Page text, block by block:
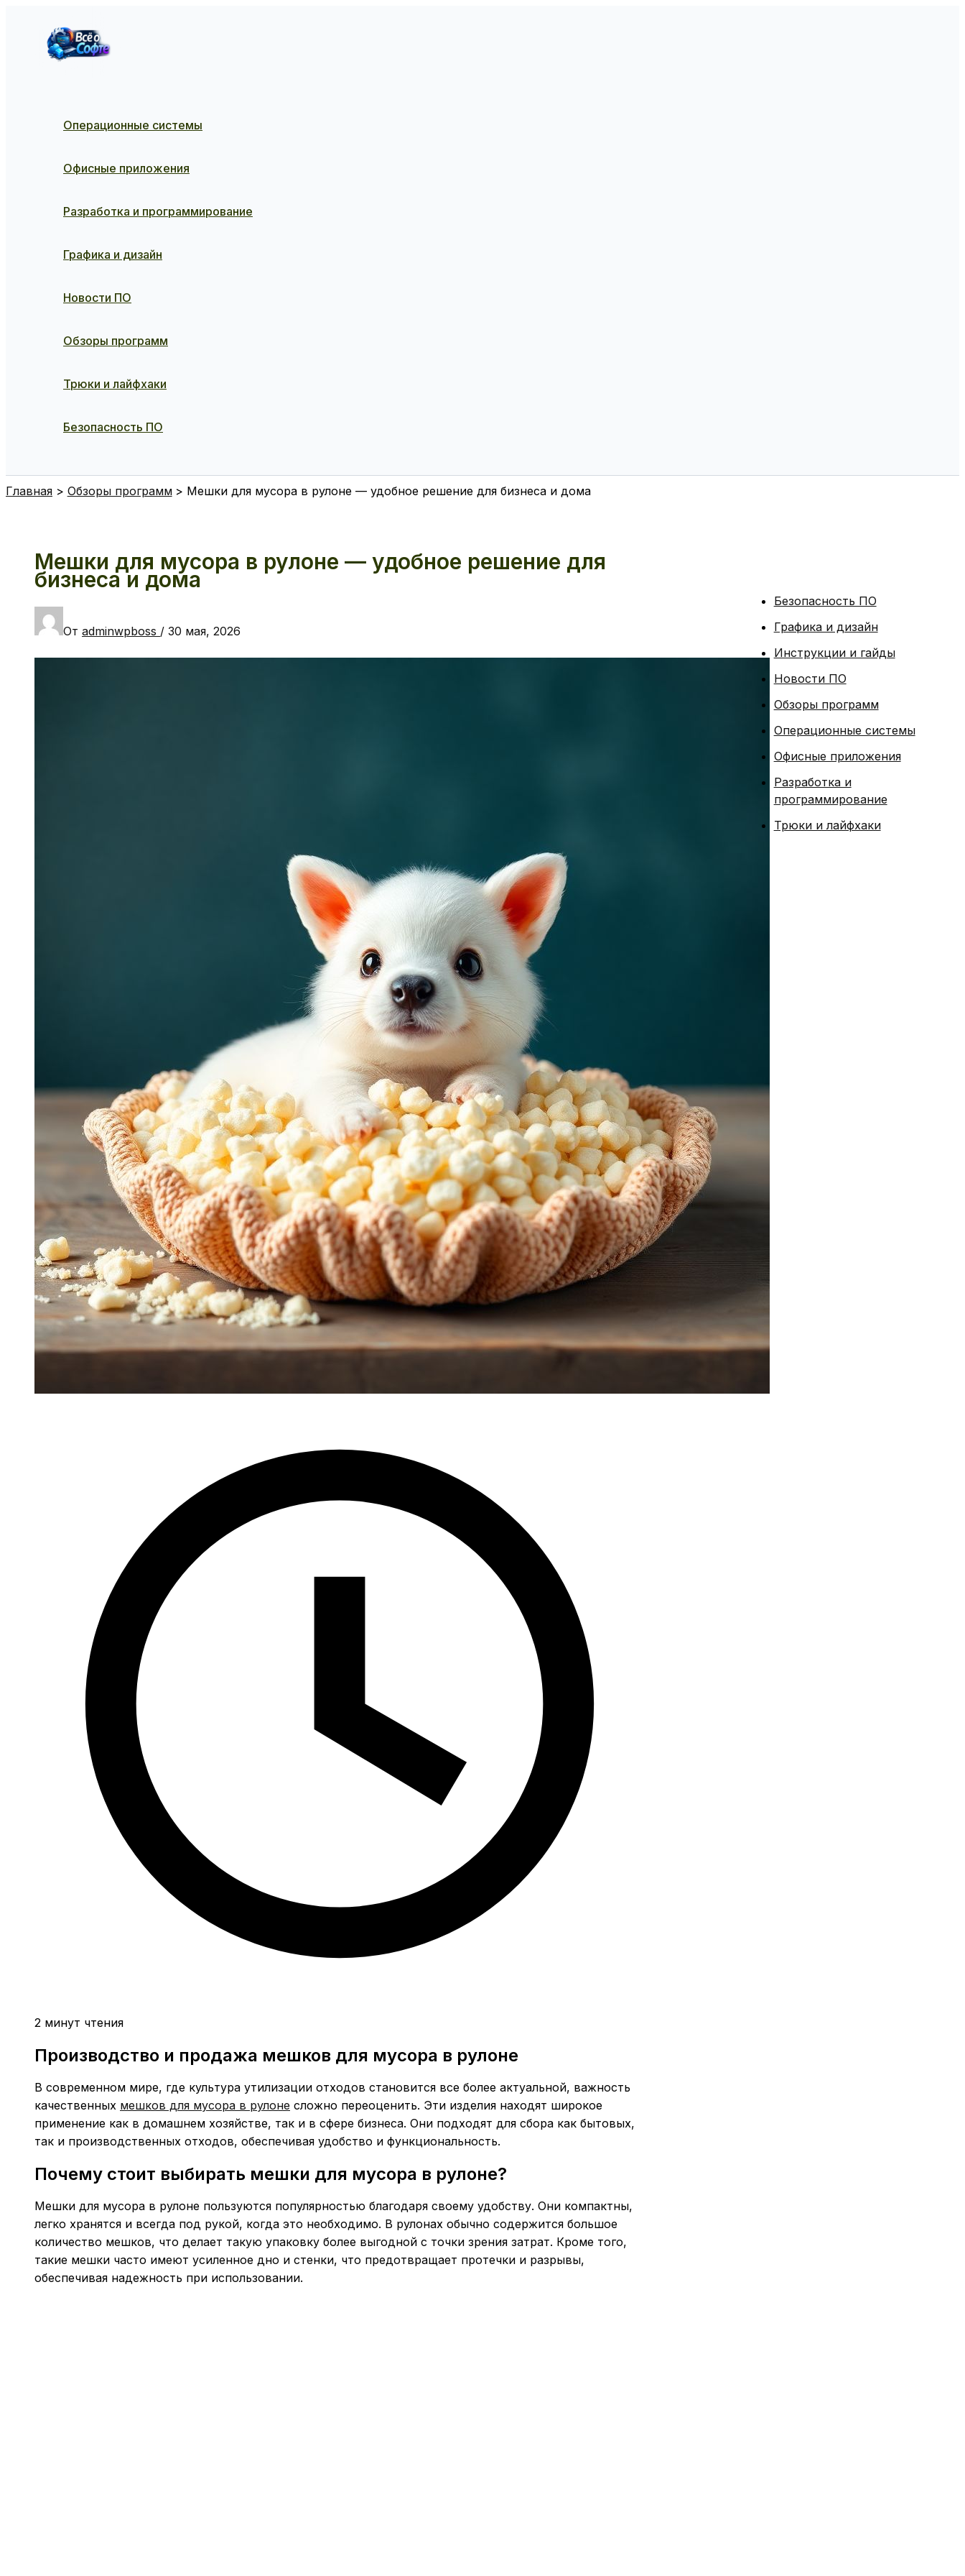
содержимому
Операционные системы
Офисные приложения
Разработка и программирование
Графика и дизайн
Новости ПО
Обзоры программ
Трюки и лайфхаки
Безопасность ПО
Главная Обзоры программ Мешки для мусора в рулоне — удобное решение для бизнеса и дома
Мешки для мусора в рулоне — удобное решение для
бизнеса и дома
От adminwpboss / 30 мая, 2026
2 минут чтения
Производство и продажа мешков для мусора в рулоне
В современном мире, где культура утилизации отходов становится все более актуальной, важность
качественных мешков для мусора в рулоне сложно переоценить. Эти изделия находят широкое
применение как в домашнем хозяйстве, так и в сфере бизнеса. Они подходят для сбора как бытовых,
так и производственных отходов, обеспечивая удобство и функциональность.
Почему стоит выбирать мешки для мусора в рулоне?
Мешки для мусора в рулоне пользуются популярностью благодаря своему удобству. Они компактны,
легко хранятся и всегда под рукой, когда это необходимо. В рулонах обычно содержится большое
количество мешков, что делает такую упаковку более выгодной с точки зрения затрат. Кроме того,
такие мешки часто имеют усиленное дно и стенки, что предотвращает протечки и разрывы,
обеспечивая надежность при использовании.
Безопасность ПО
Графика и дизайн
Инструкции и гайды
Новости ПО
Обзоры программ
Операционные системы
Офисные приложения
Разработка и
программирование
Трюки и лайфхаки